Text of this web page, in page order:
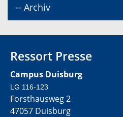
-- Archiv
Ressort Presse
Campus Duisburg
LG 116-123
Forsthausweg 2
47057 Duisburg